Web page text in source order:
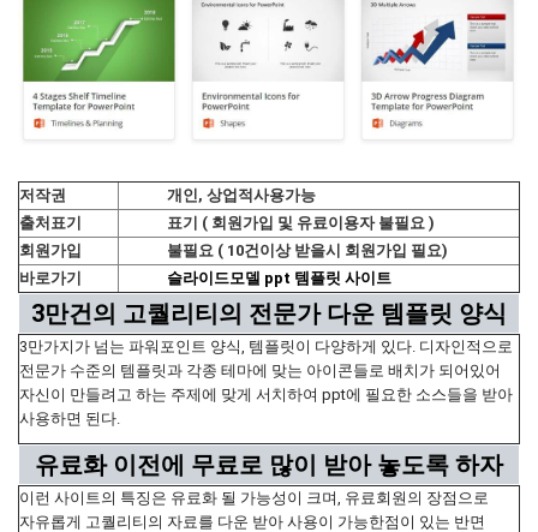
저작권
개인, 상업적사용가능
출처표기
표기 ( 회원가입 및 유료이용자 불필요 )
회원가입
불필요 ( 10건이상 받을시 회원가입 필요)
바로가기
슬라이드모델 ppt 템플릿 사이트
3만건의 고퀄리티의 전문가 다운 템플릿 양식
3만가지가 넘는 파워포인트 양식, 템플릿이 다양하게 있다. 디자인적으로
전문가 수준의 템플릿과 각종 테마에 맞는 아이콘들로 배치가 되어있어
자신이 만들려고 하는 주제에 맞게 서치하여 ppt에 필요한 소스들을 받아
사용하면 된다.
유료화 이전에 무료로 많이 받아 놓도록 하자
이런 사이트의 특징은 유료화 될 가능성이 크며, 유료회원의 장점으로
자유롭게 고퀄리티의 자료를 다운 받아 사용이 가능한점이 있는 반면